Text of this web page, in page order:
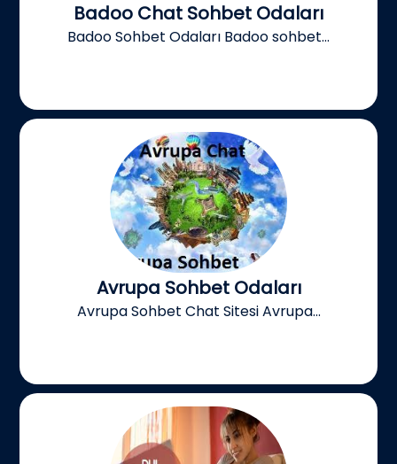
Badoo Chat Sohbet Odaları
Badoo Sohbet Odaları Badoo sohbet...
Avrupa Sohbet Odaları
Avrupa Sohbet Chat Sitesi Avrupa...